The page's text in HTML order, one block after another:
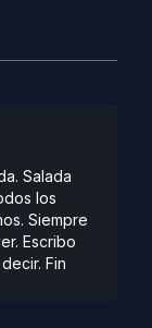
Salada
los
Siempre
Escribo
Fin